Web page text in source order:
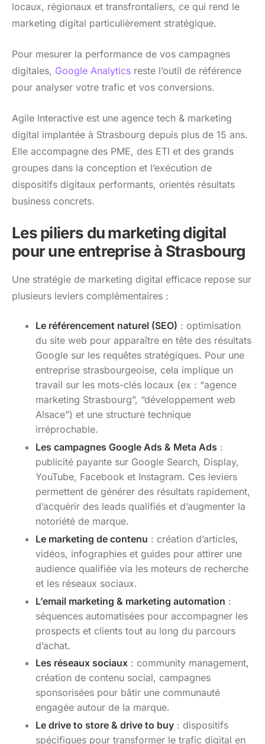
locaux, régionaux et transfrontaliers, ce qui rend le
marketing digital particulièrement stratégique.
Pour mesurer la performance de vos campagnes
digitales, Google Analytics reste l’outil de référence
pour analyser votre trafic et vos conversions.
Agile Interactive est une agence tech & marketing
digital implantée à Strasbourg depuis plus de 15 ans.
Elle accompagne des PME, des ETI et des grands
groupes dans la conception et l’exécution de
dispositifs digitaux performants, orientés résultats
business concrets.
Les piliers du marketing digital
pour une entreprise à Strasbourg
Une stratégie de marketing digital efficace repose sur
plusieurs leviers complémentaires :
Le référencement naturel (SEO) : optimisation
du site web pour apparaître en tête des résultats
Google sur les requêtes stratégiques. Pour une
entreprise strasbourgeoise, cela implique un
travail sur les mots-clés locaux (ex : “agence
marketing Strasbourg”, “développement web
Alsace”) et une structure technique
irréprochable.
Les campagnes Google Ads & Meta Ads :
publicité payante sur Google Search, Display,
YouTube, Facebook et Instagram. Ces leviers
permettent de générer des résultats rapidement,
d’acquérir des leads qualifiés et d’augmenter la
notoriété de marque.
Le marketing de contenu : création d’articles,
vidéos, infographies et guides pour attirer une
audience qualifiée via les moteurs de recherche
et les réseaux sociaux.
L’email marketing & marketing automation :
séquences automatisées pour accompagner les
prospects et clients tout au long du parcours
d’achat.
Les réseaux sociaux : community management,
création de contenu social, campagnes
sponsorisées pour bâtir une communauté
engagée autour de la marque.
Le drive to store & drive to buy : dispositifs
spécifiques pour transformer le trafic digital en